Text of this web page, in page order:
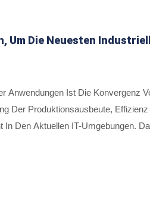
Um Die Neuesten
Anwendungen Ist Die Konvergenz
Der Produktionsausbeute,
Den Aktuellen IT-Umgebungen.
Für Die Entwicklung Von